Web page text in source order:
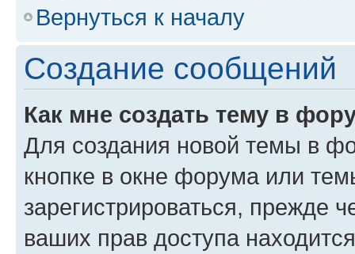
Вернуться к началу
Создание сообщений
Как мне создать тему в
Для создания новой темы в
кнопке в окне форума или
зарегистрироваться, прежде
ваших прав доступа